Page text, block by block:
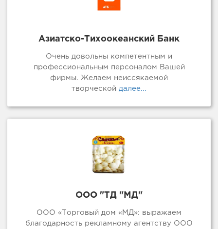
Азиатско-Тихоокеанский Банк
Очень довольны компетентным и
профессиональным персоналом Вашей
фирмы. Желаем неиссякаемой
творческой далее...
ООО "ТД "МД"
ООО «Торговый дом «МД»: выражаем
благодарность рекламному агентству ООО